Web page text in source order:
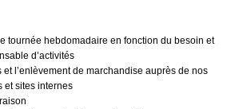
tournée hebdomadaire en fonction du besoin et
d’activités
l’enlèvement de marchandise auprès de nos
et sites internes